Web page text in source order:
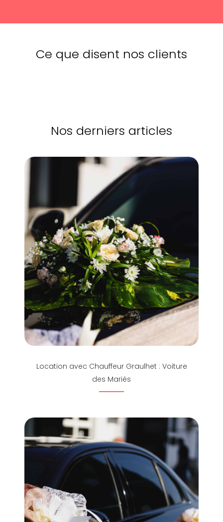
Ce que disent nos clients
Nos derniers articles
Location avec Chauffeur Graulhet : Voiture
des Mariés